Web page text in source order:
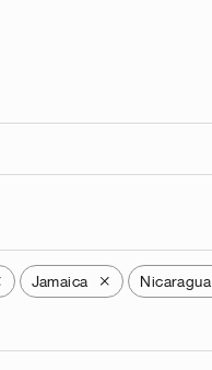
Jamaica X Nicaragua